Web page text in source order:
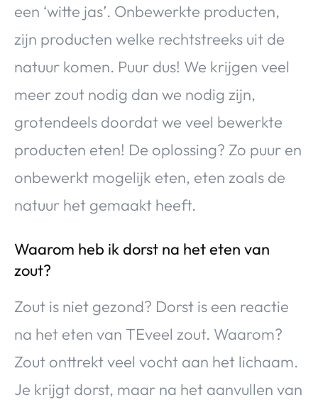
een ‘witte jas’. Onbewerkte producten,
zijn producten welke rechtstreeks uit de
natuur komen. Puur dus! We krijgen veel
meer zout nodig dan we nodig zijn,
grotendeels doordat we veel bewerkte
producten eten! De oplossing? Zo puur en
onbewerkt mogelijk eten, eten zoals de
natuur het gemaakt heeft.
Waarom heb ik dorst na het eten van
zout?
Zout is niet gezond? Dorst is een reactie
na het eten van TEveel zout. Waarom?
Zout onttrekt veel vocht aan het lichaam.
Je krijgt dorst, maar na het aanvullen van